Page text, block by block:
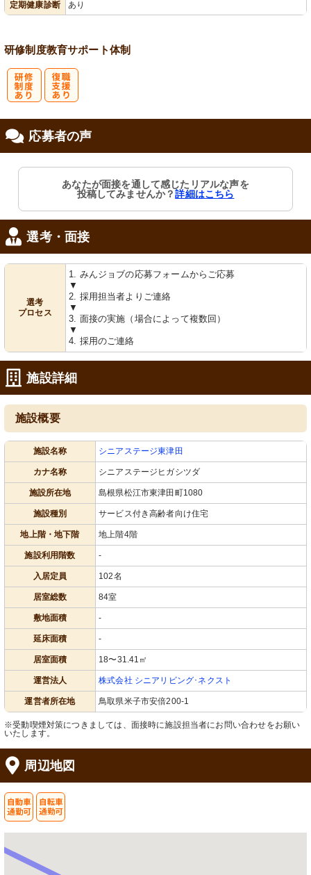
定期健康診断
あり
研修制度教育サポート体制
応募者の声
あなたが面接を通して感じたリアルな声を
投稿してみませんか？詳細はこちら
選考・面接
選考
プロセス
1. みんジョブの応募フォームからご応募
▼
2. 採用担当者よりご連絡
▼
3. 面接の実施（場合によって複数回）
▼
4. 採用のご連絡
施設詳細
施設概要
施設名称 シニアステージ東津田
カナ名称 シニアステージヒガシツダ
施設所在地 島根県松江市東津田町1080
施設種別 サービス付き高齢者向け住宅
地上階・地下階 地上階4階
施設利用階数 -
入居定員 102名
居室総数 84室
敷地面積 -
延床面積 -
居室面積 18〜31.41㎡
運営法人 株式会社 シニアリビング･ネクスト
運営者所在地 鳥取県米子市安倍200-1
※受動喫煙対策につきましては、面接時に施設担当者にお問い合わせをお願い
いたします。
周辺地図